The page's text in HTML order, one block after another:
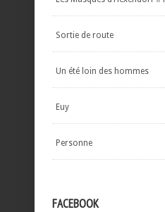
Sortie de route
Un été loin des hommes
Euy
Personne
FACEBOOK